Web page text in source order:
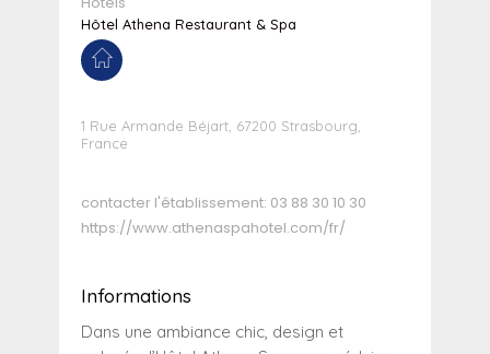
Hôtel Athena Restaurant & Spa
1 Rue Armande Béjart, 67200 Strasbourg,
France
contacter l'établissement: 03 88 30 10 30
https://www.athenaspahotel.com/fr/
Informations
Dans une ambiance chic, design et